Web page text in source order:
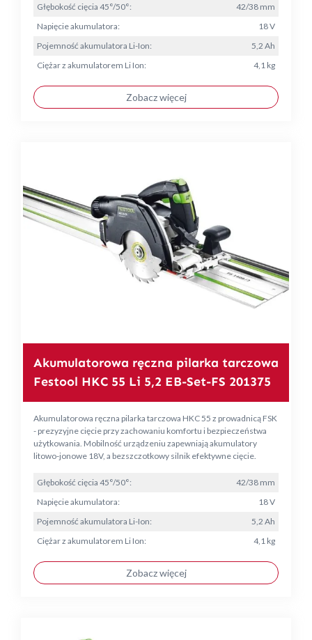
Głębokość cięcia 45°/50°:
42/38 mm
Napięcie akumulatora:
18 V
Pojemność akumulatora Li-Ion:
5,2 Ah
Ciężar z akumulatorem Li Ion:
4,1 kg
Zobacz więcej
Akumulatorowa ręczna pilarka tarczowa
Festool HKC 55 Li 5,2 EB-Set-FS 201375
Akumulatorowa ręczna pilarka tarczowa HKC 55 z prowadnicą FSK
- prezyzyjne cięcie przy zachowaniu komfortu i bezpieczeństwa
użytkowania. Mobilność urządzeniu zapewniają akumulatory
litowo-jonowe 18V, a bezszczotkowy silnik efektywne cięcie.
Głębokość cięcia 45°/50°:
42/38 mm
Napięcie akumulatora:
18 V
Pojemność akumulatora Li-Ion:
5,2 Ah
Ciężar z akumulatorem Li Ion:
4,1 kg
Zobacz więcej